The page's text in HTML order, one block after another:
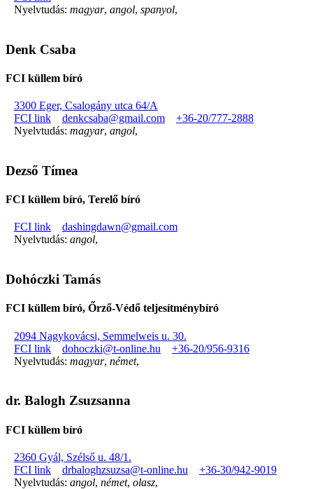
Nyelvtudás: magyar, angol, spanyol,
Denk Csaba
FCI küllem bíró
3300 Eger, Csalogány utca 64/A
FCI link
denkcsaba@gmail.com
+36-20/777-2888
Nyelvtudás: magyar, angol,
Dezső Tímea
FCI küllem bíró, Terelő bíró
FCI link
dashingdawn@gmail.com
Nyelvtudás: angol,
Dohóczki Tamás
FCI küllem bíró, Őrző-Védő teljesítménybíró
2094 Nagykovácsi, Semmelweis u. 30.
FCI link
dohoczki@t-online.hu
+36-20/956-9316
Nyelvtudás: magyar, német,
dr. Balogh Zsuzsanna
FCI küllem bíró
2360 Gyál, Szélső u. 48/1.
FCI link
drbaloghzsuzsa@t-online.hu
+36-30/942-9019
Nyelvtudás: angol, német, olasz,